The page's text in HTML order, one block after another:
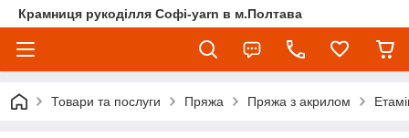
Крамниця рукоділля Софі-yarn в м.Полтава
Товари та послуги Пряжа Пряжа з акрилом